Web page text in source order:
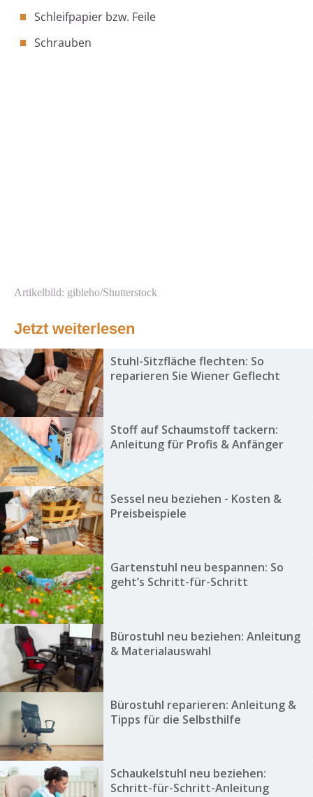
Schleifpapier bzw. Feile
Schrauben
Artikelbild: gibleho/Shutterstock
Jetzt weiterlesen
Stuhl-Sitzfläche flechten: So
reparieren Sie Wiener Geflecht
Stoff auf Schaumstoff tackern:
Anleitung für Profis & Anfänger
Sessel neu beziehen - Kosten &
Preisbeispiele
Gartenstuhl neu bespannen: So
geht’s Schritt-für-Schritt
Bürostuhl neu beziehen: Anleitung
& Materialauswahl
Bürostuhl reparieren: Anleitung &
Tipps für die Selbsthilfe
Schaukelstuhl neu beziehen:
Schritt-für-Schritt-Anleitung